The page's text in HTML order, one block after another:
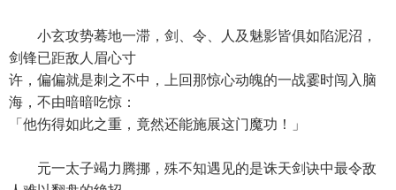
小玄攻势蓦地一滞，剑、令、人及魅影皆俱如陷泥沼，
剑锋已距敌人眉心寸
许，偏偏就是刺之不中，上回那惊心动魄的一战霎时闯入脑
海，不由暗暗吃惊：
「他伤得如此之重，竟然还能施展这门魔功！」
元一太子竭力腾挪，殊不知遇见的是诛天剑诀中最令敌